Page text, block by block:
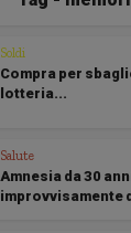
Soldi
Compra per
lotteria...
Salute
Amnesia da 30
improvvisamente